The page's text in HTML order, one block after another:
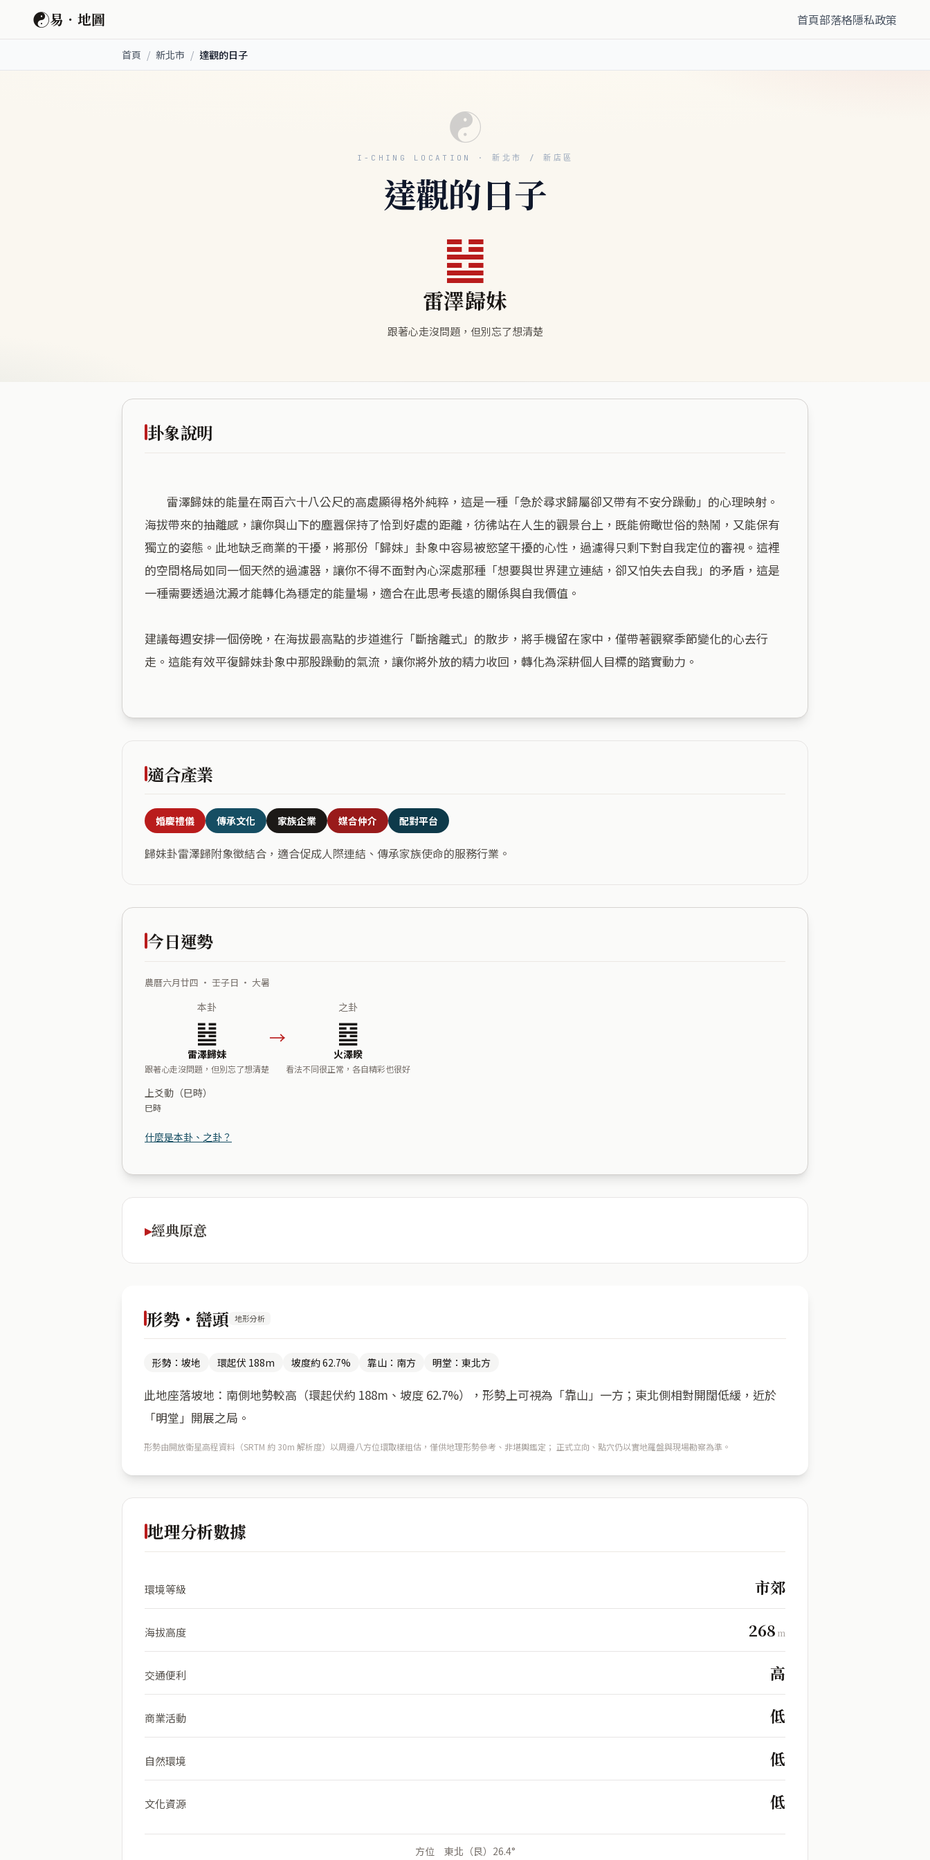
☯易．地圖 首頁部落格隱私政策
首頁 / 新北市 / 達觀的日子
☯
I-CHING LOCATION · 新北市 / 新店區
達觀的日子
䷵
雷澤歸妹
跟著心走沒問題，但別忘了想清楚
卦象說明
海拔帶來的抽離感，讓你與山下的塵囂保持了恰到好處的距離，彷彿站在人生的觀景台上，既能俯瞰世俗的熱鬧，又能保有
獨立的姿態。此地缺乏商業的干擾，將那份「歸妹」卦象中容易被慾望干擾的心性，過濾得只剩下對自我定位的審視。這裡
的空間格局如同一個天然的過濾器，讓你不得不面對內心深處那種「想要與世界建立連結，卻又怕失去自我」的矛盾，這是
一種需要透過沈澱才能轉化為穩定的能量場，適合在此思考長遠的關係與自我價值。
建議每週安排一個傍晚，在海拔最高點的步道進行「斷捨離式」的散步，將手機留在家中，僅帶著觀察季節變化的心去行
走。這能有效平復歸妹卦象中那股躁動的氣流，讓你將外放的精力收回，轉化為深耕個人目標的踏實動力。
適合產業
婚慶禮儀 傳承文化 家族企業 媒合仲介 配對平台
歸妹卦雷澤歸附象徵結合，適合促成人際連結、傳承家族使命的服務行業。
今日運勢
農曆六月廿四 ・ 壬子日 ・ 大暑
本卦
䷵
雷澤歸妹
跟著心走沒問題，但別忘了想清楚
→
之卦
䷥
火澤睽
看法不同很正常，各自精彩也很好
上爻動（巳時）
巳時
什麼是本卦、之卦？
經典原意
形勢・巒頭 地形分析
形勢：坡地 環起伏 188m 坡度約 62.7% 靠山：南方 明堂：東北方
此地座落坡地：南側地勢較高（環起伏約 188m、坡度 62.7%），形勢上可視為「靠山」一方；東北側相對開闊低緩，近於
「明堂」開展之局。
形勢由開放衛星高程資料（SRTM 約 30m 解析度）以周邊八方位環取樣粗估，僅供地理形勢參考、非堪輿鑑定； 正式立向、點穴仍以實地羅盤與現場勘察為準。
地理分析數據
環境等級 市郊
海拔高度 268 m
交通便利 高
商業活動 低
自然環境 低
文化資源 低
方位 東北（艮）26.4°